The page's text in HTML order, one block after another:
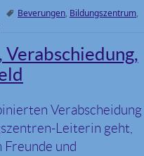
Schlagwörter
Beverungen, Bildungszentrum,
Verabscheidung
Leiterin geht,
Freunde und